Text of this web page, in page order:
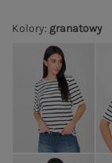
Kolory: granatowy